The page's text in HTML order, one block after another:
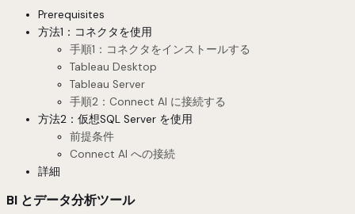
Prerequisites
方法1：コネクタを使用
手順1：コネクタをインストールする
Tableau Desktop
Tableau Server
手順2：Connect AI に接続する
方法2：仮想SQL Server を使用
前提条件
Connect AI への接続
詳細
BI とデータ分析ツール